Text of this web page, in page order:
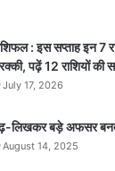
: इस सप्ताह इन 7
पढ़ें 12 राशियों की
July 17, 2026
लिखकर बड़े अफसर
August 14, 2025